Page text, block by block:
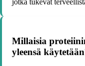
jotka tukevat
Millaisia
yleensä